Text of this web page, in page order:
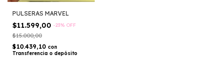
PULSERAS MARVEL
$11.599,00 -23% OFF
$15.000,00
$10.439,10 con
Transferencia o depósito